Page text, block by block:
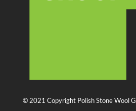
© 2021 Copyright Polish Stone Wool